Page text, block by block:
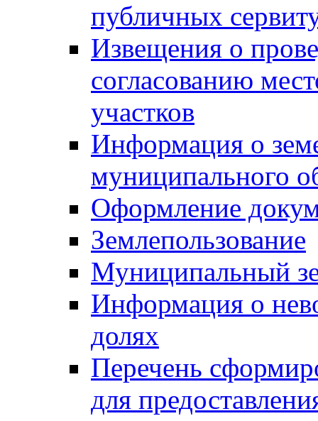
публичных
Извещения о
согласованию
участков
Информация о
муниципального
Оформление
Землепользование
Муниципальный
Информация о
долях
Перечень
для